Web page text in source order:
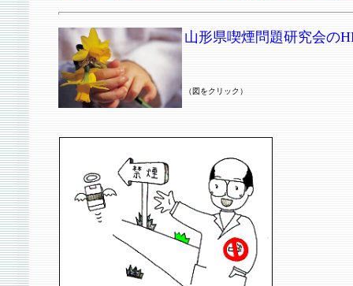
山形県喫煙問題研究会の
（図をクリック）